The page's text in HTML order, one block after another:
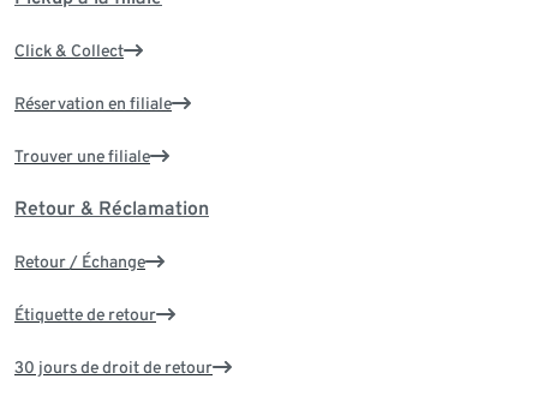
Click & Collect
Réservation en filiale
Trouver une filiale
Retour & Réclamation
Retour / Échange
Étiquette de retour
30 jours de droit de retour